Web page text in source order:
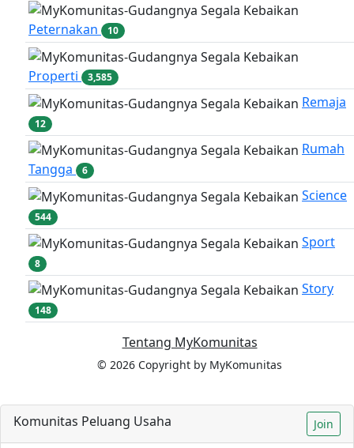
Peternakan 10
Properti 3,585
Remaja
12
Rumah
Tangga
6
Science
544
Sport
8
Story
148
Tentang MyKomunitas
© 2026 Copyright by MyKomunitas
Komunitas Peluang Usaha Join